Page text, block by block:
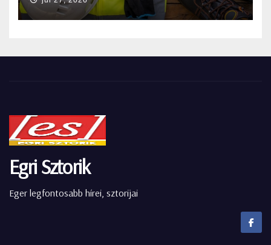
Egri Sztorik
Eger legfontosabb hírei, sztorijai